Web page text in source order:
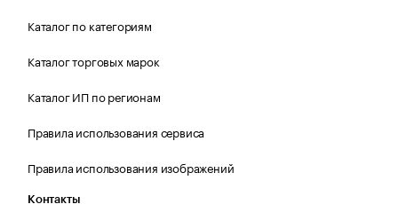
Каталог по категориям
Каталог торговых марок
Каталог ИП по регионам
Правила использования сервиса
Правила использования изображений
Контакты